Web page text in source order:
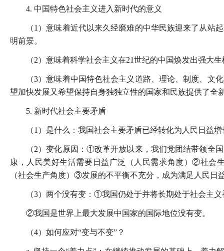
4. 中国特色社会主义进入新时代的意义
（1）意味着近代以来久经磨难的中华民族迎来了从站
明前景。
（2）意味着科学社会主义在21世纪的中国焕发出强大
（3）意味着中国特色社会主义道路、理论、制度、文
望加快发展又希望保持自身独独立性的国家和民族提供了全
5. 新时代社会主要矛盾
（1）是什么：我国社会主要矛盾已经转化为人民日益
（2）变化原因：①改革开放以来，我们党团结带领全
康，人民美好生活需要日益广泛（人民需求角度）②社会
（社会生产角度）③发展的不平衡不充分，成为满足人民
（3）两个没有变：①我国仍处于并将长期处于社会主
②我国是世界上最大发展中国家的国际地位没有变。
（4）如何应对“变与不变”？